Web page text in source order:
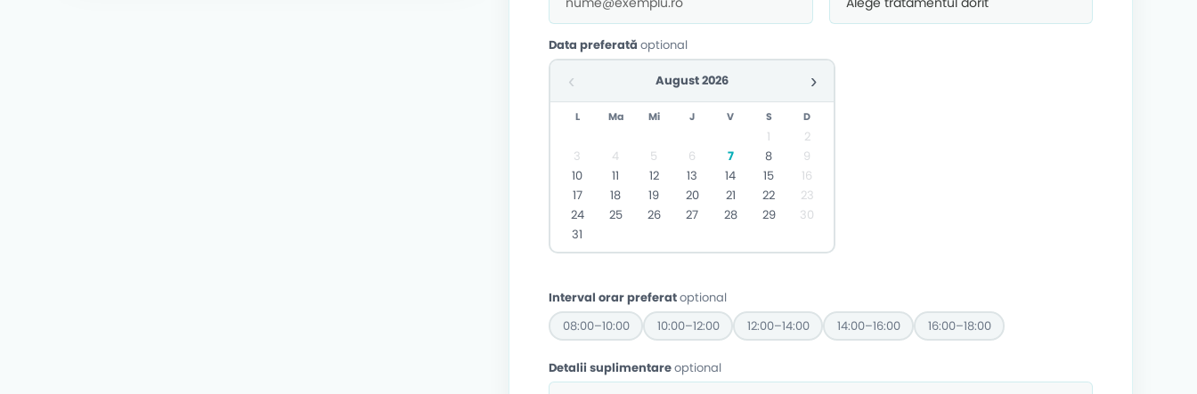
Data preferatăoptional
‹ August 2026 ›
L Ma Mi J V S D
1
2
3
4 5 6 7 8
9
10
11 12 13 14 15
16
17
18 19 20 21 22
23
24
25 26 27 28 29
30
31
Interval orar preferatoptional
08:00–10:00
10:00–12:00 12:00–14:00 14:00–16:00 16:00–18:00
Detalii suplimentareoptional